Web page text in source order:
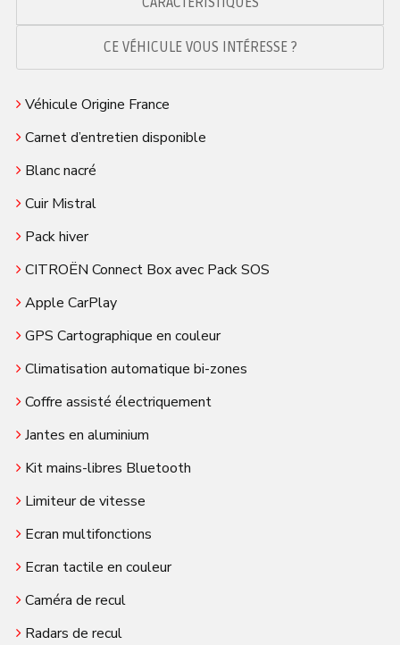
CE VÉHICULE VOUS INTÉRESSE ?
Véhicule Origine France
Carnet d’entretien disponible
Blanc nacré
Cuir Mistral
Pack hiver
CITROËN Connect Box avec Pack SOS
Apple CarPlay
GPS Cartographique en couleur
Climatisation automatique bi-zones
Coffre assisté électriquement
Jantes en aluminium
Kit mains-libres Bluetooth
Limiteur de vitesse
Ecran multifonctions
Ecran tactile en couleur
Caméra de recul
Radars de recul